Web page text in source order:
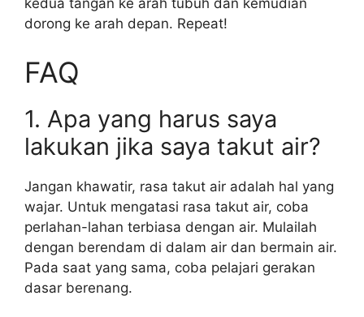
kedua tangan ke arah tubuh dan kemudian
dorong ke arah depan. Repeat!
FAQ
1. Apa yang harus saya
lakukan jika saya takut air?
Jangan khawatir, rasa takut air adalah hal yang
wajar. Untuk mengatasi rasa takut air, coba
perlahan-lahan terbiasa dengan air. Mulailah
dengan berendam di dalam air dan bermain air.
Pada saat yang sama, coba pelajari gerakan
dasar berenang.